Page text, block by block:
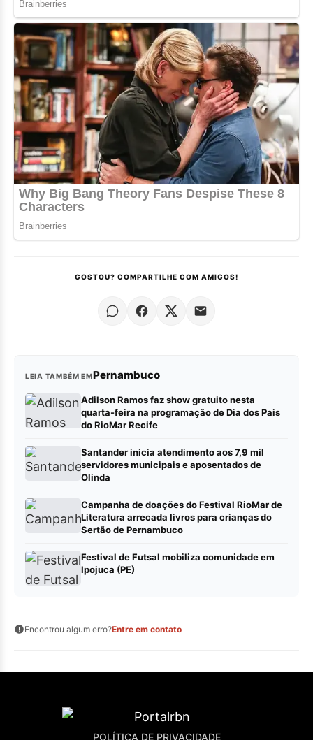
GOSTOU? COMPARTILHE COM AMIGOS!
LEIA TAMBÉM EMPernambuco
Adilson Ramos faz show gratuito nesta
quarta-feira na programação de Dia dos Pais
do RioMar Recife
Santander inicia atendimento aos 7,9 mil
servidores municipais e aposentados de
Olinda
Campanha de doações do Festival RioMar de
Literatura arrecada livros para crianças do
Sertão de Pernambuco
Festival de Futsal mobiliza comunidade em
Ipojuca (PE)
Encontrou algum erro?Entre em contato
POLÍTICA DE PRIVACIDADE